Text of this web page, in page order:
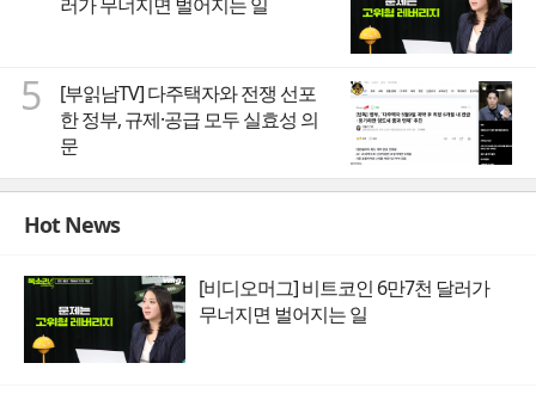
5
[부읽남TV] 다주택자와 전쟁 선포
한 정부, 규제·공급 모두 실효성 의
문
Hot News
[비디오머그] 비트코인 6만7천 달러가
무너지면 벌어지는 일